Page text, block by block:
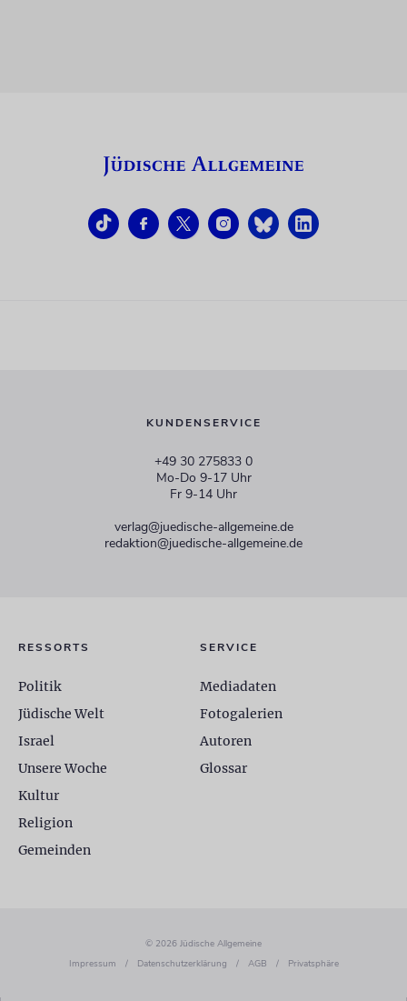
KUNDENSERVICE
+49 30 275833 0
Mo-Do 9-17 Uhr
Fr 9-14 Uhr
verlag@juedische-allgemeine.de
redaktion@juedische-allgemeine.de
RESSORTS
Politik
Jüdische Welt
Israel
Unsere Woche
Kultur
Religion
Gemeinden
SERVICE
Mediadaten
Fotogalerien
Autoren
Glossar
© 2026 Jüdische Allgemeine
Impressum
/ Datenschutzerklärung / AGB / Privatsphäre